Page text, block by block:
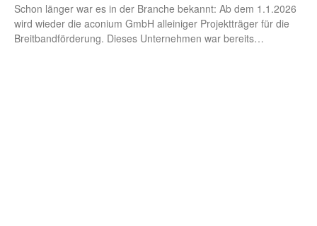
Schon län­ger war es in der Bran­che bekannt: Ab dem 1.1.2026
wird wie­der die aco­ni­um GmbH allei­ni­ger Pro­jekt­trä­ger für die
Breit­band­för­de­rung. Die­ses Unter­neh­men war bereits…